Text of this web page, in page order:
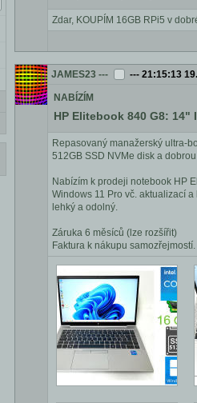
Zdar, KOUPÍM 16GB RPi5 v
JAMES23 --- --- 21:15:13
NABÍZÍM
HP Elitebook 840 G8: 14"
Repasovaný manažerský ultra-
512GB SSD NVMe disk a
Nabízím k prodeji notebook HP
Windows 11 Pro vč. aktualizací
lehký a odolný.
Záruka 6 měsíců (lze rozšířit)
Faktura k nákupu samozřejmostí.